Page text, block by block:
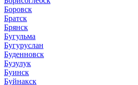
Боровск
Братск
Брянск
Бугульма
Бугуруслан
Буденновск
Бузулук
Буинск
Буйнакск